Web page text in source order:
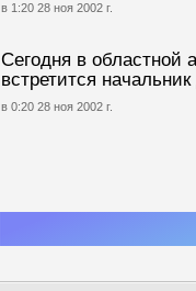
в 1:20 28 ноя 2002 г.
Сегодня в областной
встретится
в 0:20 28 ноя 2002 г.